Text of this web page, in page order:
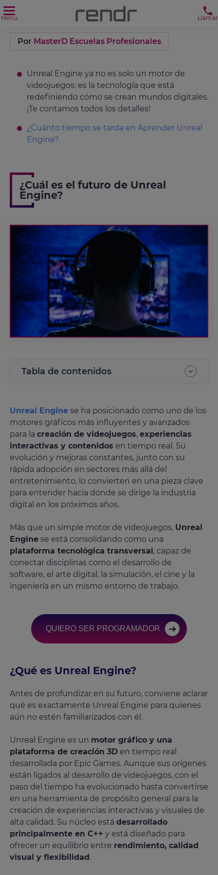
Menú Llamar
Por MasterD Escuelas Profesionales
Unreal Engine ya no es solo un motor de
videojuegos: es la tecnología que está
redefiniendo cómo se crean mundos digitales.
¡Te contamos todos los detalles!
¿Cuánto tiempo se tarda en Aprender Unreal
Engine?
¿Cuál es el futuro de Unreal
Engine?
Tabla de contenidos
Unreal Engine se ha posicionado como uno de los
motores gráficos más influyentes y avanzados
para la creación de videojuegos, experiencias
interactivas y contenidos en tiempo real. Su
evolución y mejoras constantes, junto con su
rápida adopción en sectores más allá del
entretenimiento, lo convierten en una pieza clave
para entender hacia dónde se dirige la industria
digital en los próximos años.
Más que un simple motor de videojuegos, Unreal
Engine se está consolidando como una
plataforma tecnológica transversal , capaz de
conectar disciplinas como el desarrollo de
software, el arte digital, la simulación, el cine y la
ingeniería en un mismo entorno de trabajo.
QUIERO SER PROGRAMADOR
¿Qué es Unreal Engine?
Antes de profundizar en su futuro, conviene aclarar
qué es exactamente Unreal Engine para quienes
aún no estén familiarizados con él.
Unreal Engine es un motor gráfico y una
plataforma de creación 3D en tiempo real
desarrollada por Epic Games. Aunque sus orígenes
están ligados al desarrollo de videojuegos, con el
paso del tiempo ha evolucionado hasta convertirse
en una herramienta de propósito general para la
creación de experiencias interactivas y visuales de
alta calidad. Su núcleo está desarrollado
principalmente en C++ y está diseñado para
ofrecer un equilibrio entre rendimiento, calidad
visual y flexibilidad .